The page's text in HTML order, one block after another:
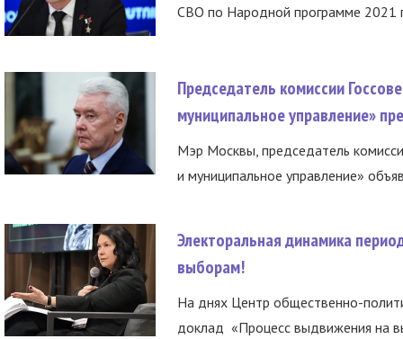
СВО по Народной программе 2021
Председатель комиссии
муниципальное управление»
Мэр Москвы, председатель
и муниципальное управление»
Электоральная динамика
выборам!
На днях Центр общественно-
доклад «Процесс выдвижения на